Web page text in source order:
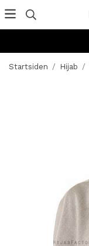
Startsiden / Hijab /